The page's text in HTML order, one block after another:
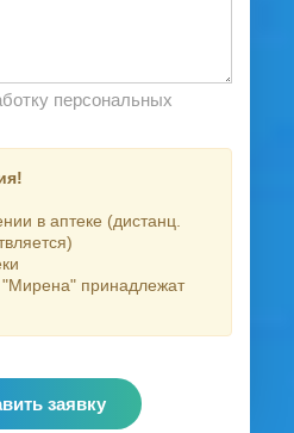
в аптеке (дистанц.
принадлежат
заявку